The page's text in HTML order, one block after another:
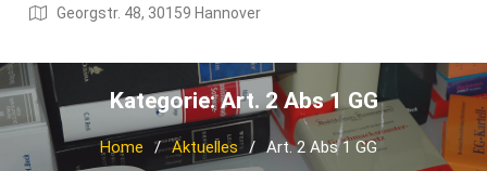
Georgstr. 48, 30159 Hannover
Kategorie:Art. 2 Abs 1 GG
Home Aktuelles Art. 2 Abs 1 GG